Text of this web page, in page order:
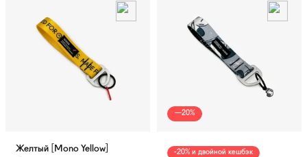
Желтый [Mono Yellow]
—20%
-20% и двойной кешбэк